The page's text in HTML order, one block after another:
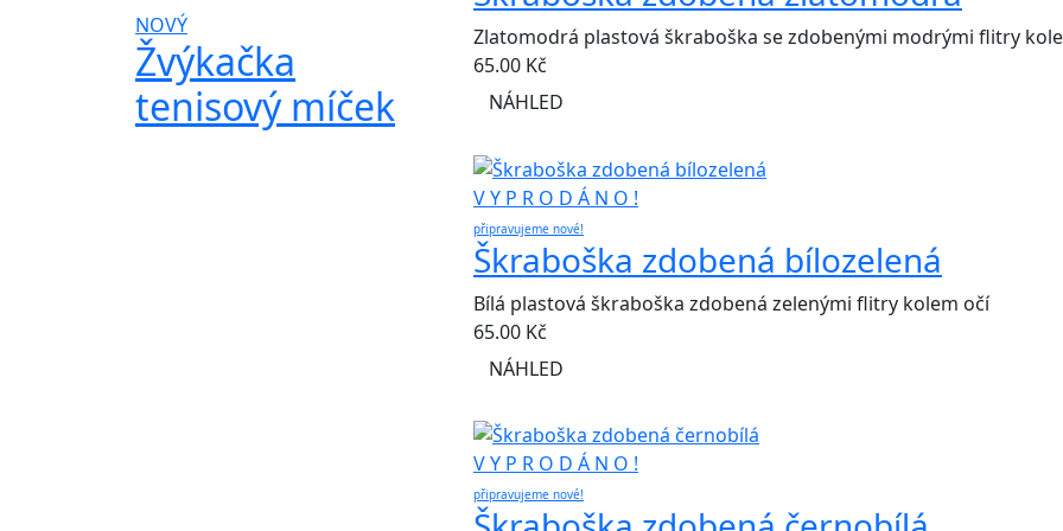
NOVÝ
Žvýkačka
tenisový míček
Zlatomodrá plastová škraboška se zdobenými modrými flitry
65.00 Kč
NÁHLED
V Y P R O D Á N O !
připravujeme nové!
Škraboška zdobená bílozelená
Bílá plastová škraboška zdobená zelenými flitry kolem očí
65.00 Kč
NÁHLED
V Y P R O D Á N O !
připravujeme nové!